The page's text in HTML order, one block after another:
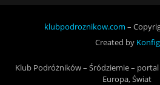
klubpodroznikow.com –
Created by
Klub Podróżników – Śródziemie –
Europa, Świat